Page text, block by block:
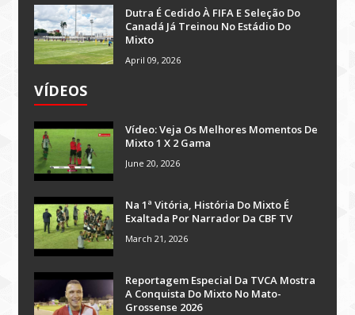
Dutra É Cedido À FIFA E Seleção Do
Canadá Já Treinou No Estádio Do
Mixto
April 09, 2026
VÍDEOS
Vídeo: Veja Os Melhores Momentos De
Mixto 1 X 2 Gama
June 20, 2026
Na 1ª Vitória, História Do Mixto É
Exaltada Por Narrador Da CBF TV
March 21, 2026
Reportagem Especial Da TVCA Mostra
A Conquista Do Mixto No Mato-
Grossense 2026